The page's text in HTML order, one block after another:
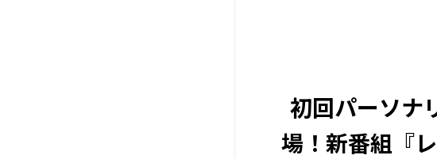
初回パーソナ
場！新番組『